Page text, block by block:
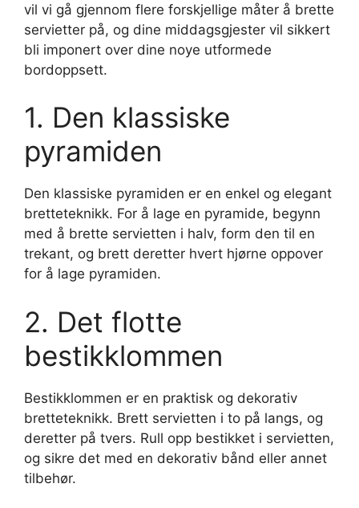
vil vi gå gjennom flere forskjellige måter å brette
servietter på, og dine middagsgjester vil sikkert
bli imponert over dine noye utformede
bordoppsett.
1. Den klassiske
pyramiden
Den klassiske pyramiden er en enkel og elegant
bretteteknikk. For å lage en pyramide, begynn
med å brette servietten i halv, form den til en
trekant, og brett deretter hvert hjørne oppover
for å lage pyramiden.
2. Det flotte
bestikklommen
Bestikklommen er en praktisk og dekorativ
bretteteknikk. Brett servietten i to på langs, og
deretter på tvers. Rull opp bestikket i servietten,
og sikre det med en dekorativ bånd eller annet
tilbehør.